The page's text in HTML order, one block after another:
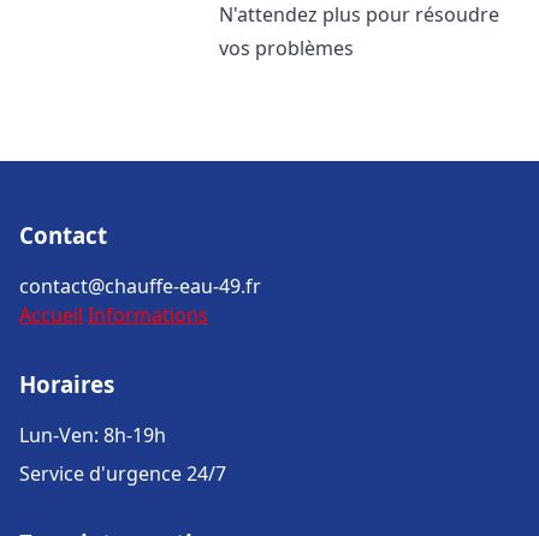
N'attendez plus pour résoudre
vos problèmes
Contact
contact@chauffe-eau-49.fr
Accueil Informations
Horaires
Lun-Ven: 8h-19h
Service d'urgence 24/7